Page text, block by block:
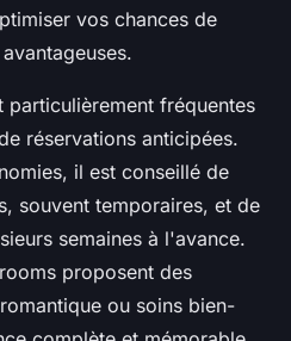
vos chances de
particulièrement fréquentes
réservations anticipées.
il est conseillé de
souvent temporaires, et de
semaines à l'avance.
proposent des
ou soins bien-